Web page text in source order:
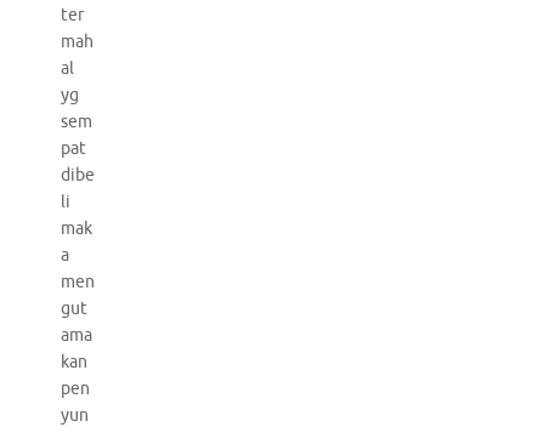
ter
mah
al
yg
sem
pat
dibe
li
mak
a
men
gut
ama
kan
pen
yun